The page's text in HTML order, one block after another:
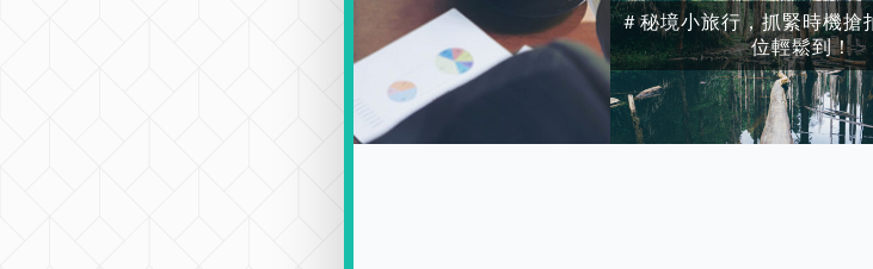
＃秘境小旅行，抓緊時機搶
位輕鬆到！